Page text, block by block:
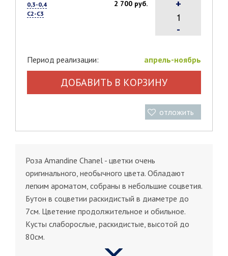
0,3-0,4
С2-С3
2 700 руб.
-
+
Период реализации: апрель-ноябрь
ДОБАВИТЬ В КОРЗИНУ
отложить
Роза Amandine Chanel - цветки очень
оригинального, необычного цвета. Обладают
легким ароматом, собраны в небольшие соцветия.
Бутон в соцветии раскидистый в диаметре до
7см. Цветение продолжительное и обильное.
Кусты слаборослые, раскидистые, высотой до
80см.